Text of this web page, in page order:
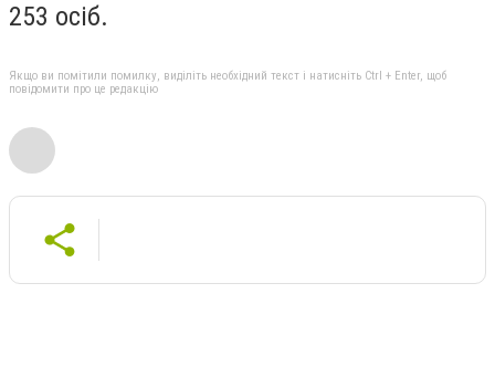
253 осіб.
Якщо ви помітили помилку, виділіть необхідний текст і натисніть Ctrl + Enter, щоб
повідомити про це редакцію